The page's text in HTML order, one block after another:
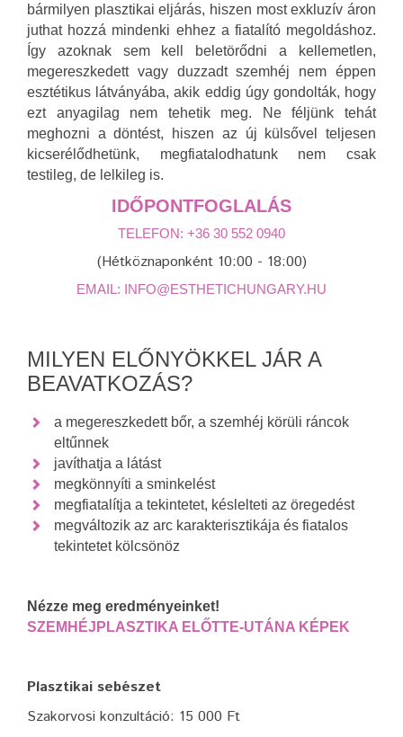
bármilyen plasztikai eljárás, hiszen most exkluzív áron
juthat hozzá mindenki ehhez a fiatalító megoldáshoz.
Így azoknak sem kell beletörődni a kellemetlen,
megereszkedett vagy duzzadt szemhéj nem éppen
esztétikus látványába, akik eddig úgy gondolták, hogy
ezt anyagilag nem tehetik meg. Ne féljünk tehát
meghozni a döntést, hiszen az új külsővel teljesen
kicserélődhetünk, megfiatalodhatunk nem csak
testileg, de lelkileg is.
IDŐPONTFOGLALÁS
TELEFON: +36 30 552 0940
(Hétköznaponként 10:00 - 18:00)
EMAIL: INFO@ESTHETICHUNGARY.HU
MILYEN ELŐNYÖKKEL JÁR A
BEAVATKOZÁS?
a megereszkedett bőr, a szemhéj körüli ráncok
eltűnnek
javíthatja a látást
megkönnyíti a sminkelést
megfiatalítja a tekintetet, késlelteti az öregedést
megváltozik az arc karakterisztikája és fiatalos
tekintetet kölcsönöz
Nézze meg eredményeinket!
SZEMHÉJPLASZTIKA ELŐTTE-UTÁNA KÉPEK
Plasztikai sebészet
Szakorvosi konzultáció: 15 000 Ft